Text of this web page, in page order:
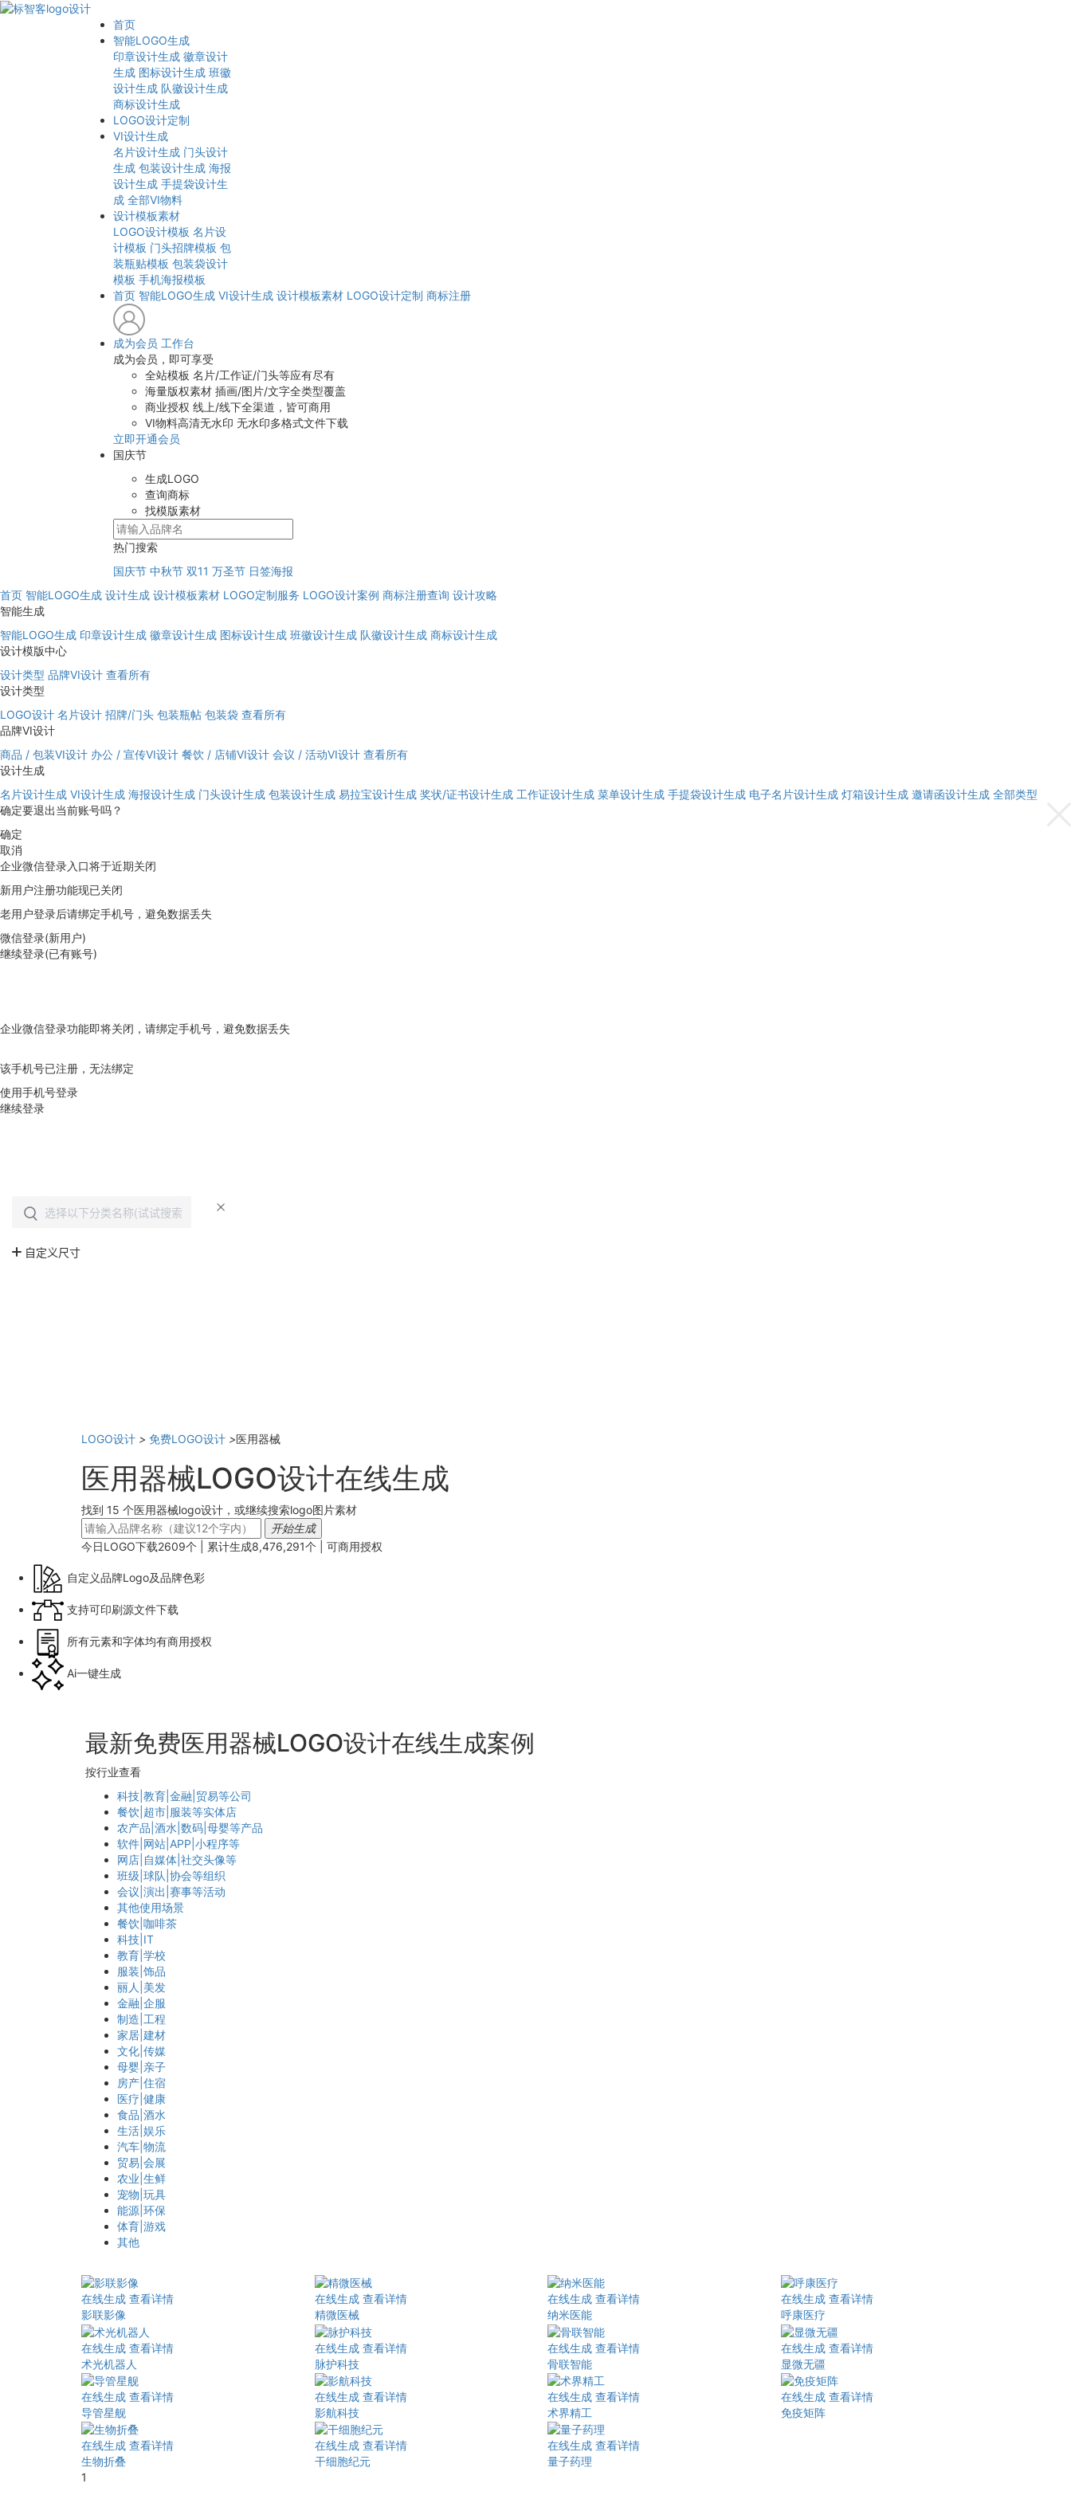
首页
智能LOGO生成
印章设计生成 徽章设计
生成 图标设计生成 班徽
设计生成 队徽设计生成
商标设计生成
LOGO设计定制
VI设计生成
名片设计生成 门头设计
生成 包装设计生成 海报
设计生成 手提袋设计生
成 全部VI物料
设计模板素材
LOGO设计模板 名片设
计模板 门头招牌模板 包
装瓶贴模板 包装袋设计
模板 手机海报模板
首页 智能LOGO生成 VI设计生成 设计模板素材 LOGO设计定制 商标注册
成为会员 工作台
成为会员，即可享受
全站模板 名片/工作证/门头等应有尽有
海量版权素材 插画/图片/文字全类型覆盖
商业授权 线上/线下全渠道，皆可商用
VI物料高清无水印 无水印多格式文件下载
立即开通会员
国庆节
生成LOGO
查询商标
找模版素材
热门搜索
国庆节 中秋节 双11 万圣节 日签海报
首页 智能LOGO生成 设计生成 设计模板素材 LOGO定制服务 LOGO设计案例 商标注册查询 设计攻略
智能生成
智能LOGO生成 印章设计生成 徽章设计生成 图标设计生成 班徽设计生成 队徽设计生成 商标设计生成
设计模版中心
设计类型 品牌VI设计 查看所有
设计类型
LOGO设计 名片设计 招牌/门头 包装瓶帖 包装袋 查看所有
品牌VI设计
商品 / 包装VI设计 办公 / 宣传VI设计 餐饮 / 店铺VI设计 会议 / 活动VI设计 查看所有
设计生成
名片设计生成 VI设计生成 海报设计生成 门头设计生成 包装设计生成 易拉宝设计生成 奖状/证书设计生成 工作证设计生成 菜单设计生成 手提袋设计生成 电子名片设计生成 灯箱设计生成 邀请函设计生成 全部类型
确定要退出当前账号吗？
确定
取消
企业微信登录入口将于近期关闭
新用户注册功能现已关闭
老用户登录后请绑定手机号，避免数据丢失
微信登录(新用户)
继续登录(已有账号)
企业微信登录功能即将关闭，请绑定手机号，避免数据丢失
该手机号已注册，无法绑定
使用手机号登录
继续登录
LOGO设计 > 免费LOGO设计 >医用器械
医用器械LOGO设计在线生成
找到 15 个医用器械logo设计，或继续搜索logo图片素材
开始生成
今日LOGO下载2609个 | 累计生成8,476,291个 | 可商用授权
自定义品牌Logo及品牌色彩
支持可印刷源文件下载
所有元素和字体均有商用授权
Ai一键生成
最新免费医用器械LOGO设计在线生成案例
按行业查看
科技|教育|金融|贸易等公司
餐饮|超市|服装等实体店
农产品|酒水|数码|母婴等产品
软件|网站|APP|小程序等
网店|自媒体|社交头像等
班级|球队|协会等组织
会议|演出|赛事等活动
其他使用场景
餐饮|咖啡茶
科技|IT
教育|学校
服装|饰品
丽人|美发
金融|企服
制造|工程
家居|建材
文化|传媒
母婴|亲子
房产|住宿
医疗|健康
食品|酒水
生活|娱乐
汽车|物流
贸易|会展
农业|生鲜
宠物|玩具
能源|环保
体育|游戏
其他
在线生成 查看详情
影联影像
在线生成 查看详情
精微医械
在线生成 查看详情
纳米医能
在线生成 查看详情
呼康医疗
在线生成 查看详情
术光机器人
在线生成 查看详情
脉护科技
在线生成 查看详情
骨联智能
在线生成 查看详情
显微无疆
在线生成 查看详情
导管星舰
在线生成 查看详情
影航科技
在线生成 查看详情
术界精工
在线生成 查看详情
免疫矩阵
在线生成 查看详情
生物折叠
在线生成 查看详情
干细胞纪元
在线生成 查看详情
量子药理
1